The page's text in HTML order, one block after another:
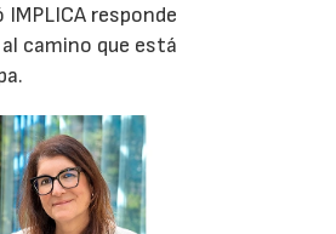
responde
camino que está